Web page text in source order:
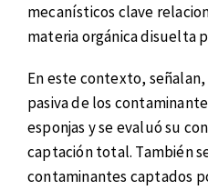
mecanísticos clave
materia orgánica disuelta
En este contexto,
pasiva de los
esponjas y se evaluó su
captación total. También
contaminantes captados